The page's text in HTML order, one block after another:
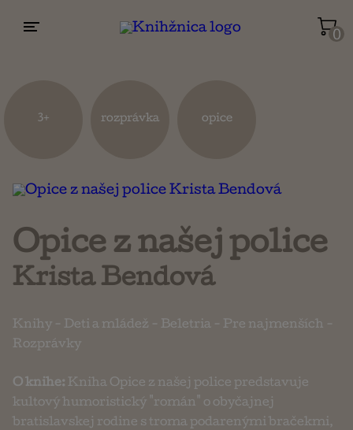
0
3+ rozprávka opice
Opice z našej police
Krista Bendová
Knihy - Deti a mládež - Beletria - Pre najmenších -
Rozprávky
O knihe: Kniha Opice z našej police predstavuje
kultový humoristický "román" o obyčajnej
bratislavskej rodine s troma podarenými bračekmi,